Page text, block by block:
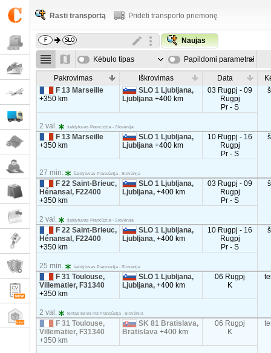
Rasti transportą Pridėti transporto priemonę
Naujas
Kėbulo tipas Papildomi parametrai
Pakrovimas Iškrovimas Data
F 13 Marseille
+350 km
SLO 1 Ljubljana,
Ljubljana+400 km
03 Rugpj - 09
Rugpj
Pr - S
2 val. šaldytuvas Prancūzija - Slovėnija
F 13 Marseille
+350 km
SLO 1 Ljubljana,
Ljubljana+400 km
10 Rugpj - 16
Rugpj
Pr - S
27 min. šaldytuvas Prancūzija - Slovėnija
F 22 Saint-Brieuc,
Hénansal, F22400
+350 km
SLO 1 Ljubljana,
Ljubljana,+400 km
03 Rugpj - 09
Rugpj
Pr - S
2 val. šaldytuvas Prancūzija - Slovėnija
F 22 Saint-Brieuc,
Hénansal, F22400
+350 km
SLO 1 Ljubljana,
Ljubljana,+400 km
10 Rugpj - 16
Rugpj
Pr - S
25 min. šaldytuvas Prancūzija - Slovėnija
F 31 Toulouse,
Villematier, F31340
+350 km
SLO 1 Ljubljana,
Ljubljana,+400 km
06 Rugpj
K
2 val. tentas 82-92 m3 Prancūzija - Slovėnija
F 31 Toulouse,
Villematier, F31340
+350 km
SK 81 Bratislava,
Bratislava+400 km
06 Rugpj
K